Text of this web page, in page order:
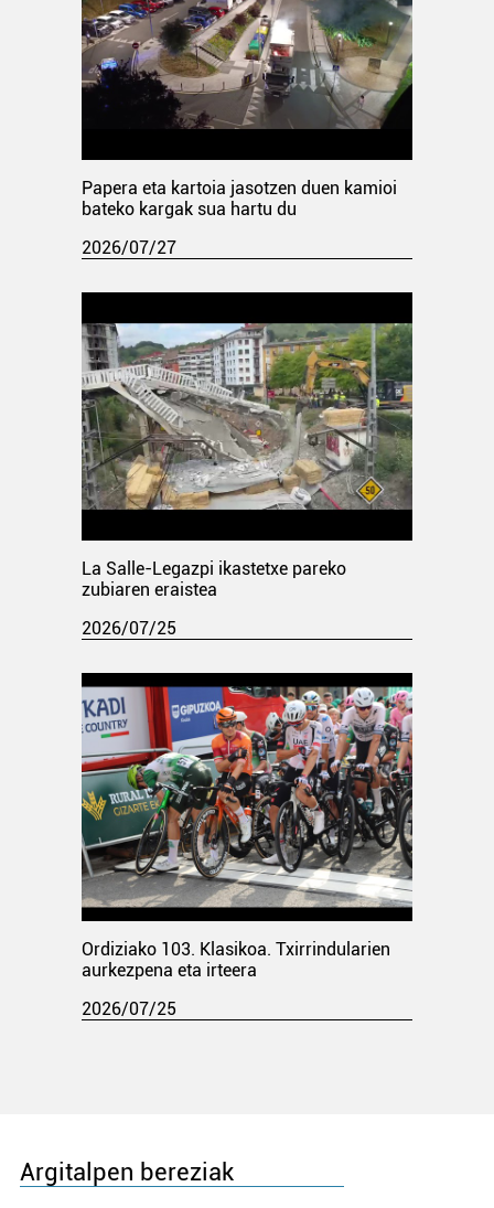
Papera eta kartoia jasotzen duen kamioi
bateko kargak sua hartu du
2026/07/27
La Salle-Legazpi ikastetxe pareko
zubiaren eraistea
2026/07/25
Ordiziako 103. Klasikoa. Txirrindularien
aurkezpena eta irteera
2026/07/25
Argitalpen bereziak